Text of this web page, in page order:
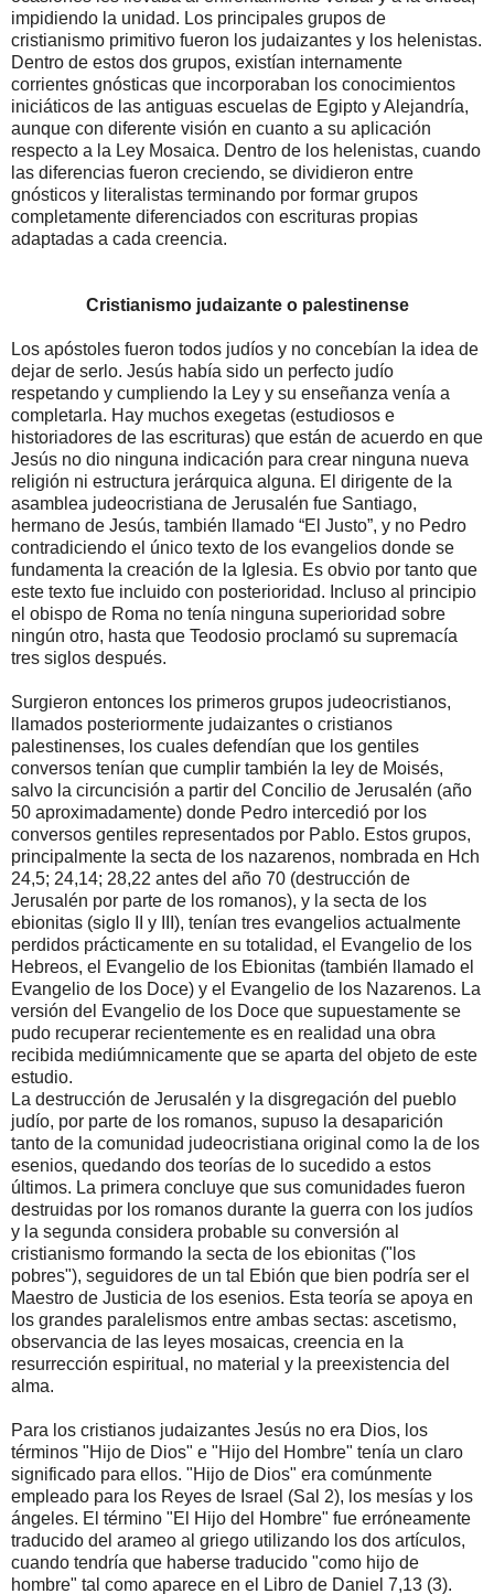
impidiendo la unidad. Los principales grupos de
cristianismo primitivo fueron los judaizantes y los helenistas.
Dentro de estos dos grupos, existían internamente
corrientes gnósticas que incorporaban los conocimientos
iniciáticos de las antiguas escuelas de Egipto y Alejandría,
aunque con diferente visión en cuanto a su aplicación
respecto a la Ley Mosaica. Dentro de los helenistas, cuando
las diferencias fueron creciendo, se dividieron entre
gnósticos y literalistas terminando por formar grupos
completamente diferenciados con escrituras propias
adaptadas a cada creencia.
Cristianismo judaizante o palestinense
Los apóstoles fueron todos judíos y no concebían la idea de
dejar de serlo. Jesús había sido un perfecto judío
respetando y cumpliendo la Ley y su enseñanza venía a
completarla. Hay muchos exegetas (estudiosos e
historiadores de las escrituras) que están de acuerdo en que
Jesús no dio ninguna indicación para crear ninguna nueva
religión ni estructura jerárquica alguna. El dirigente de la
asamblea judeocristiana de Jerusalén fue Santiago,
hermano de Jesús, también llamado “El Justo”, y no Pedro
contradiciendo el único texto de los evangelios donde se
fundamenta la creación de la Iglesia. Es obvio por tanto que
este texto fue incluido con posterioridad. Incluso al principio
el obispo de Roma no tenía ninguna superioridad sobre
ningún otro, hasta que Teodosio proclamó su supremacía
tres siglos después.
Surgieron entonces los primeros grupos judeocristianos,
llamados posteriormente judaizantes o cristianos
palestinenses, los cuales defendían que los gentiles
conversos tenían que cumplir también la ley de Moisés,
salvo la circuncisión a partir del Concilio de Jerusalén (año
50 aproximadamente) donde Pedro intercedió por los
conversos gentiles representados por Pablo. Estos grupos,
principalmente la secta de los nazarenos, nombrada en Hch
24,5; 24,14; 28,22 antes del año 70 (destrucción de
Jerusalén por parte de los romanos), y la secta de los
ebionitas (siglo II y III), tenían tres evangelios actualmente
perdidos prácticamente en su totalidad, el Evangelio de los
Hebreos, el Evangelio de los Ebionitas (también llamado el
Evangelio de los Doce) y el Evangelio de los Nazarenos. La
versión del Evangelio de los Doce que supuestamente se
pudo recuperar recientemente es en realidad una obra
recibida mediúmnicamente que se aparta del objeto de este
estudio.
La destrucción de Jerusalén y la disgregación del pueblo
judío, por parte de los romanos, supuso la desaparición
tanto de la comunidad judeocristiana original como la de los
esenios, quedando dos teorías de lo sucedido a estos
últimos. La primera concluye que sus comunidades fueron
destruidas por los romanos durante la guerra con los judíos
y la segunda considera probable su conversión al
cristianismo formando la secta de los ebionitas ("los
pobres"), seguidores de un tal Ebión que bien podría ser el
Maestro de Justicia de los esenios. Esta teoría se apoya en
los grandes paralelismos entre ambas sectas: ascetismo,
observancia de las leyes mosaicas, creencia en la
resurrección espiritual, no material y la preexistencia del
alma.
Para los cristianos judaizantes Jesús no era Dios, los
términos "Hijo de Dios" e "Hijo del Hombre" tenía un claro
significado para ellos. "Hijo de Dios" era comúnmente
empleado para los Reyes de Israel (Sal 2), los mesías y los
ángeles. El término "El Hijo del Hombre" fue erróneamente
traducido del arameo al griego utilizando los dos artículos,
cuando tendría que haberse traducido "como hijo de
hombre" tal como aparece en el Libro de Daniel 7,13 (3).